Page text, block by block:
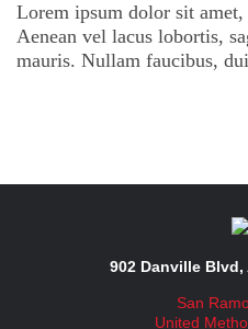
Lorem ipsum dolor sit
Aenean vel lacus lobortis,
mauris. Nullam faucibus,
902 Danville Blvd,
San
United